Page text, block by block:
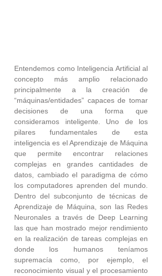
Entendemos como Inteligencia Artificial al
concepto más amplio relacionado
principalmente a la creación de
“máquinas/entidades” capaces de tomar
decisiones de una forma que
consideramos inteligente. Uno de los
pilares fundamentales de esta
inteligencia es el Aprendizaje de Máquina
que permite encontrar relaciones
complejas en grandes cantidades de
datos, cambiado el paradigma de cómo
los computadores aprenden del mundo.
Dentro del subconjunto de técnicas de
Aprendizaje de Máquina, son las Redes
Neuronales a través de Deep Learning
las que han mostrado mejor rendimiento
en la realización de tareas complejas en
donde los humanos teníamos
supremacía como, por ejemplo, el
reconocimiento visual y el procesamiento